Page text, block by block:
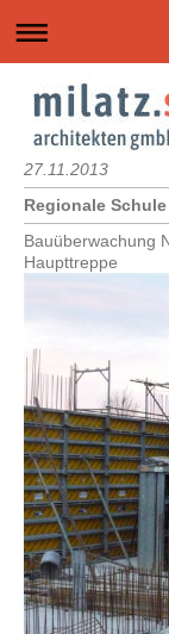
27.11.2013
Regionale
Bauüberwachung
Haupttreppe